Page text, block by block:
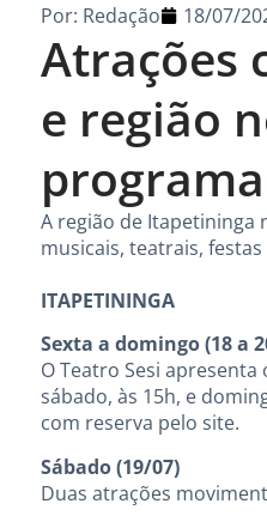
Atrações
e região
Por: Redação 18/07/
A região de Itapetininga
musicais, teatrais,
ITAPETININGA
Sexta a domingo (18 a
O Teatro Sesi apresenta
sábado, às 15h, e
com reserva pelo site.
Sábado (19/07)
Duas atrações